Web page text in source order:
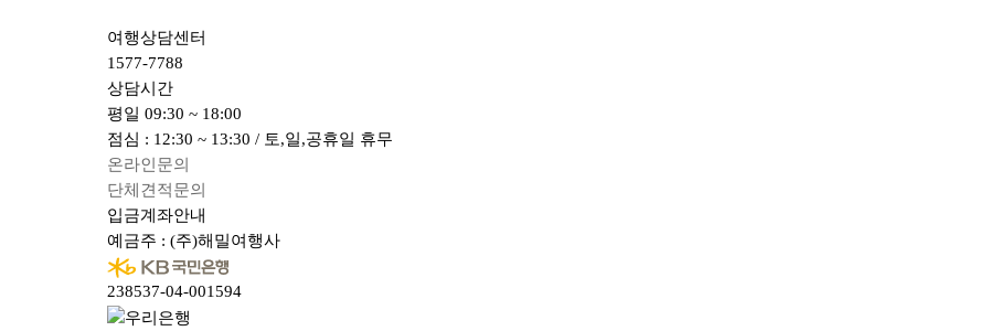
여행상담센터
1577-7788
상담시간
평일 09:30 ~ 18:00
점심 : 12:30 ~ 13:30 / 토,일,공휴일 휴무
온라인문의
단체견적문의
입금계좌안내
예금주 : (주)해밀여행사
238537-04-001594